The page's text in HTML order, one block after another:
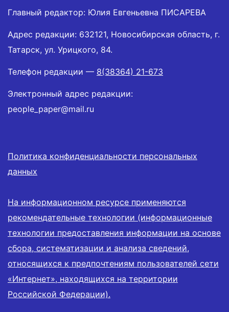
Главный редактор: Юлия Евгеньевна ПИСАРЕВА
Адрес редакции: 632121, Новосибирская область, г.
Татарск, ул. Урицкого, 84.
Телефон редакции — 8(38364) 21-673
Электронный адрес редакции:
people_paper@mail.ru
Политика конфиденциальности персональных
данных
На информационном ресурсе применяются
рекомендательные технологии (информационные
технологии предоставления информации на основе
сбора, систематизации и анализа сведений,
относящихся к предпочтениям пользователей сети
«Интернет», находящихся на территории
Российской Федерации).